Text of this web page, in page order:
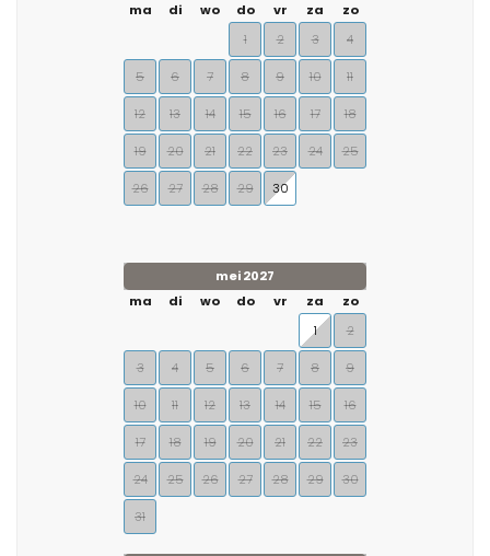
ma
di wo do vr za
zo
1
2 3 4
5 6 7 8 9 10 11
12 13 14 15 16 17 18
19 20 21 22 23 24 25
26 27 28 29 30
mei 2027
ma
di wo do vr za
zo
1
2
3 4 5 6 7 8 9
10 11 12 13 14 15 16
17 18 19 20 21 22 23
24 25 26 27 28 29 30
31